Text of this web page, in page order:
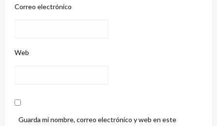
Correo electrónico
Web
Guarda mi nombre, correo electrónico y web en este